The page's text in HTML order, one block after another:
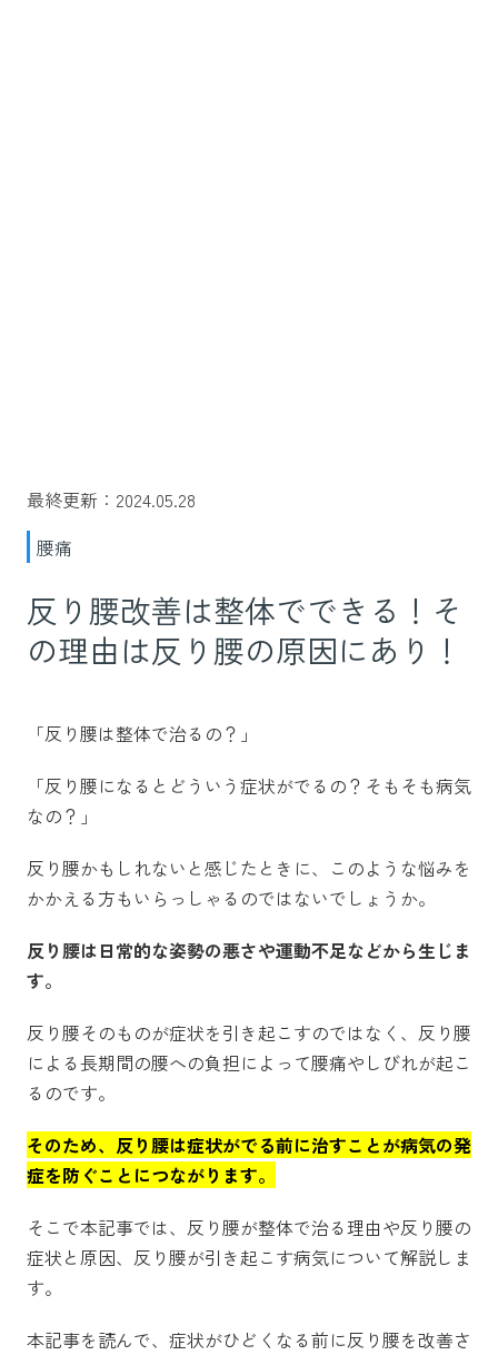
最終更新：2024.05.28
腰痛
反り腰改善は整体でできる！そ
の理由は反り腰の原因にあり！
「反り腰は整体で治るの？」
「反り腰になるとどういう症状がでるの？そもそも病気
なの？」
反り腰かもしれないと感じたときに、このような悩みを
かかえる方もいらっしゃるのではないでしょうか。
反り腰は日常的な姿勢の悪さや運動不足などから生じま
す。
反り腰そのものが症状を引き起こすのではなく、反り腰
による長期間の腰への負担によって腰痛やしびれが起こ
るのです。
そのため、反り腰は症状がでる前に治すことが病気の発
症を防ぐことにつながります。
そこで本記事では、反り腰が整体で治る理由や反り腰の
症状と原因、反り腰が引き起こす病気について解説しま
す。
本記事を読んで、症状がひどくなる前に反り腰を改善さ